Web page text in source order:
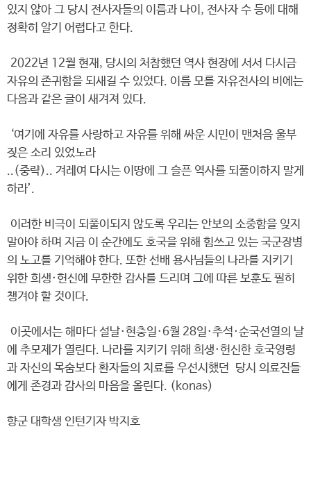
있지 않아 그 당시 전사자들의 이름과 나이, 전사자 수 등에 대해
정확히 알기 어렵다고 한다.
2022년 12월 현재, 당시의 처참했던 역사 현장에 서서 다시금
자유의 존귀함을 되새길 수 있었다. 이름 모를 자유전사의 비에는
다음과 같은 글이 새겨져 있다.
‘여기에 자유를 사랑하고 자유를 위해 싸운 시민이 맨처음 울부
짖은 소리 있었노라
..(중략).. 겨레여 다시는 이땅에 그 슬픈 역사를 되풀이하지 말게
하라’.
이러한 비극이 되풀이되지 않도록 우리는 안보의 소중함을 잊지
말아야 하며 지금 이 순간에도 호국을 위해 힘쓰고 있는 국군장병
의 노고를 기억해야 한다. 또한 선배 용사님들의 나라를 지키기
위한 희생·헌신에 무한한 감사를 드리며 그에 따른 보훈도 필히
챙겨야 할 것이다.
이곳에서는 해마다 설날·현충일·6월 28일·추석·순국선열의 날
에 추모제가 열린다. 나라를 지키기 위해 희생·헌신한 호국영령
과 자신의 목숨보다 환자들의 치료를 우선시했던 당시 의료진들
에게 존경과 감사의 마음을 올린다. (konas)
향군 대학생 인턴기자 박지호